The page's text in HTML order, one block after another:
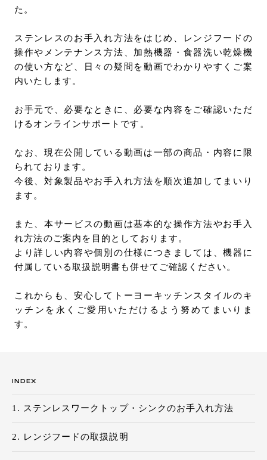
た。
ステンレスのお手入れ方法をはじめ、レンジフードの
操作やメンテナンス方法、加熱機器・食器洗い乾燥機
の使い方など、日々の疑問を動画でわかりやすくご案
内いたします。
お手元で、必要なときに、必要な内容をご確認いただ
けるオンラインサポートです。
なお、現在公開している動画は一部の商品・内容に限
られております。
今後、対象製品やお手入れ方法を順次追加してまいり
ます。
また、本サービスの動画は基本的な操作方法やお手入
れ方法のご案内を目的としております。
より詳しい内容や個別の仕様につきましては、機器に
付属している取扱説明書も併せてご確認ください。
これからも、安心してトーヨーキッチンスタイルのキ
ッチンを永くご愛用いただけるよう努めてまいりま
す。
INDEX
ステンレスワークトップ・シンクのお手入れ方法
レンジフードの取扱説明